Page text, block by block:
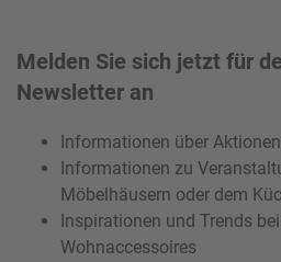
Melden Sie sich jetzt für
Newsletter an
Informationen über
Informationen zu
Möbelhäusern oder dem
Inspirationen und Trends
Wohnaccessoires